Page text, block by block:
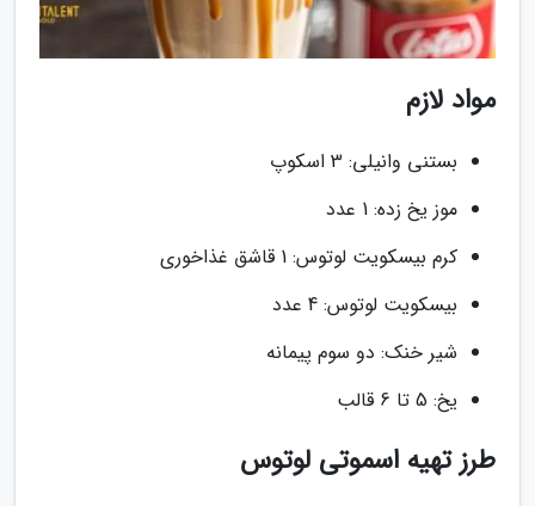
مواد لازم
بستنی وانیلی: 3 اسکوپ
موز یخ زده: 1 عدد
کرم بیسکویت لوتوس: 1 قاشق غذاخوری
بیسکویت لوتوس: 4 عدد
شیر خنک: دو سوم پیمانه
یخ: 5 تا 6 قالب
طرز تهیه اسموتی لوتوس